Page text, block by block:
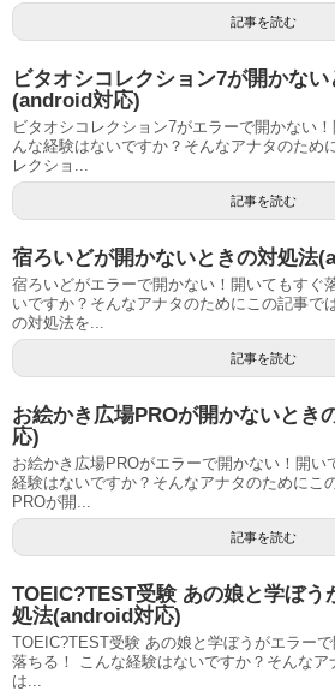
記事を読む
ビタオシコレクション7が開かな
(android対応)
ビタオシコレクション7がエラーで開かない
んな経験はないですか？そんなアナタのため
レクショ...
記事を読む
宿ろいどが開かないときの対処法
宿ろいどがエラーで開かない！開いてもすぐ
いですか？そんなアナタのためにこの記事で
の対処法を...
記事を読む
お絵かき広場PROが開かないとき
応)
お絵かき広場PROがエラーで開かない！開い
経験はないですか？そんなアナタのためにこ
PROが開...
記事を読む
TOEIC?TEST受験 あの娘と学ぼう
処法(android対応)
TOEIC?TEST受験 あの娘と学ぼうがエラー
落ちる！ こんな経験はないですか？そんな
は...